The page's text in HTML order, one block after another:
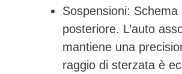
Sospensioni: Schema
posteriore. L’auto
mantiene una
raggio di sterzata è